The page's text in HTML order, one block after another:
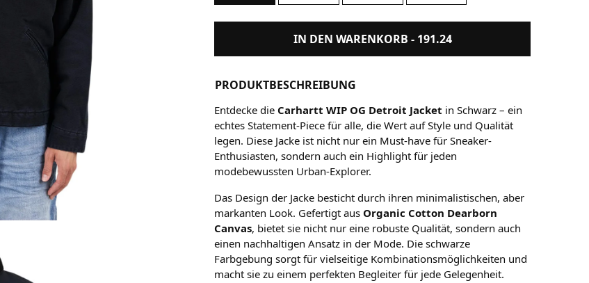
IN DEN WARENKORB - 191.24
PRODUKTBESCHREIBUNG
Entdecke die Carhartt WIP OG Detroit Jacket in Schwarz – ein
echtes Statement-Piece für alle, die Wert auf Style und Qualität
legen. Diese Jacke ist nicht nur ein Must-have für Sneaker-
Enthusiasten, sondern auch ein Highlight für jeden
modebewussten Urban-Explorer.
Das Design der Jacke besticht durch ihren minimalistischen, aber
markanten Look. Gefertigt aus Organic Cotton Dearborn
Canvas, bietet sie nicht nur eine robuste Qualität, sondern auch
einen nachhaltigen Ansatz in der Mode. Die schwarze
Farbgebung sorgt für vielseitige Kombinationsmöglichkeiten und
macht sie zu einem perfekten Begleiter für jede Gelegenheit.